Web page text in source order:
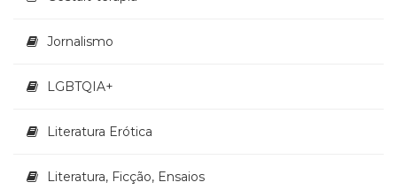
Temas
(30)
Ocupacional
e
Jornalismo
LGBTQIA+
Literatura Erótica
Literatura, Ficção, Ensaios